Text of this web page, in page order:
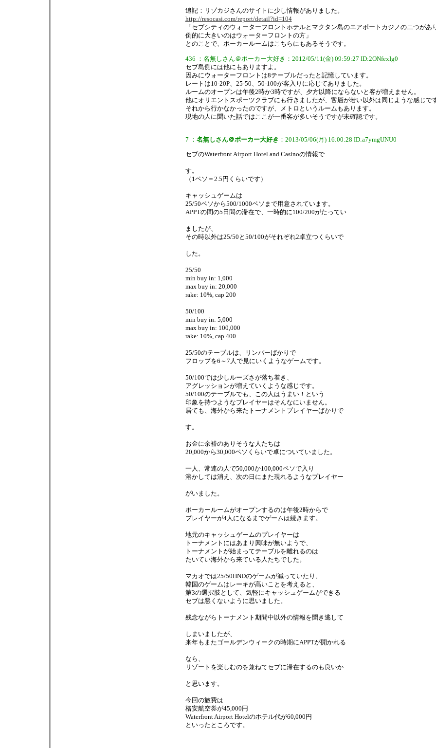
追記：リゾカジさんのサイトに少し情報がありました。
http://resocasi.com/report/detail?id=104
「セブシティのウォーターフロントホテルとマクタン島のエアポートカジノの二つがあ
倒的に大きいのはウォーターフロントの方」
とのことで、ポーカールームはこちらにもあるそうです。
436 ：名無しさん＠ポーカー大好き：2012/05/11(金) 09:59:27 ID:2ONfexIg0
セブ島側には他にもありますよ。
因みにウォーターフロントは8テーブルだったと記憶しています。
レートは10-20P、25-50、50-100が客入りに応じてありました。
ルームのオープンは午後2時か3時ですが、夕方以降にならないと客が増えません。
他にオリエントスポーツクラブにも行きましたが、客層が若い以外は同じような感じで
それから行かなかったのですが、メトロというルームもあります。
現地の人に聞いた話ではここが一番客が多いそうですが未確認です。
7 ： 名無しさん＠ポーカー大好き ：2013/05/06(月) 16:00:28 ID:a7ymgUNU0
セブのWaterfront Airport Hotel and Casinoの情報で
す。
（1ペソ＝2.5円くらいです）
キャッシュゲームは
25/50ペソから500/1000ペソまで用意されています。
APPTの間の5日間の滞在で、一時的に100/200がたってい
ましたが、
その時以外は25/50と50/100がそれぞれ2卓立つくらいで
した。
25/50
min buy in: 1,000
max buy in: 20,000
rake: 10%, cap 200
50/100
min buy in: 5,000
max buy in: 100,000
rake: 10%, cap 400
25/50のテーブルは、リンパーばかりで
フロップを6～7人で見にいくようなゲームです。
50/100では少しルーズさが落ち着き、
アグレッションが増えていくような感じです。
50/100のテーブルでも、この人はうまい！という
印象を持つようなプレイヤーはそんなにいません。
居ても、海外から来たトーナメントプレイヤーばかりで
す。
お金に余裕のありそうな人たちは
20,000から30,000ペソくらいで卓についていました。
一人、常連の人で50,000か100,000ペソで入り
溶かしては消え、次の日にまた現れるようなプレイヤー
がいました。
ポーカールームがオープンするのは午後2時からで
プレイヤーが4人になるまでゲームは続きます。
地元のキャッシュゲームのプレイヤーは
トーナメントにはあまり興味が無いようで、
トーナメントが始まってテーブルを離れるのは
たいてい海外から来ている人たちでした。
マカオでは25/50HNDのゲームが減っていたり、
韓国のゲームはレーキが高いことを考えると、
第3の選択肢として、気軽にキャッシュゲームができる
セブは悪くないように思いました。
残念ながらトーナメント期間中以外の情報を聞き逃して
しまいましたが、
来年もまたゴールデンウィークの時期にAPPTが開かれる
なら、
リゾートを楽しむのを兼ねてセブに滞在するのも良いか
と思います。
今回の旅費は
格安航空券が45,000円
Waterfront Airport Hotelのホテル代が60,000円
といったところです。